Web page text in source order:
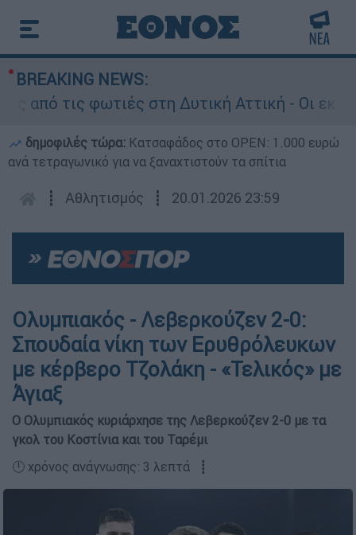
BREAKING NEWS:
τις φωτιές στη Δυτική Αττική - Οι
δημοφιλές τώρα: Κατσαφάδος στο OPEN: 1.000 ευρώ
ανά τετραγωνικό για να ξαναχτιστούν τα σπίτια
┋ Αθλητισμός ┋ 20.01.2026 23:59
Ολυμπιακός - Λεβερκούζεν 2-0:
Σπουδαία νίκη των Ερυθρόλευκων
με κέρβερο Τζολάκη - «Τελικός» με
Άγιαξ
Ο Ολυμπιακός κυριάρχησε της Λεβερκούζεν 2-0 με τα
γκολ του Κοστίνια και του Ταρέμι
🕛 χρόνος ανάγνωσης: 3 λεπτά ┋